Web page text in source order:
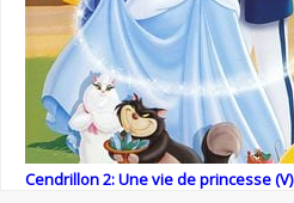
Cendrillon 2: Une vie de princesse (V)